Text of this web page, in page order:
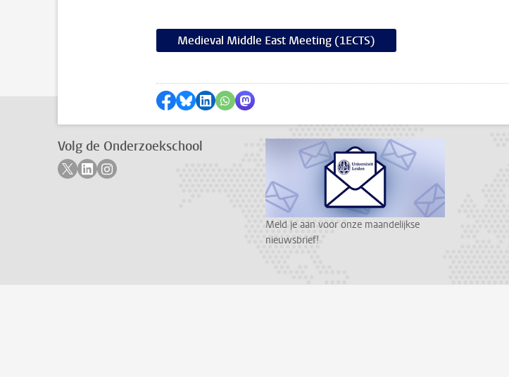
Medieval Middle East Meeting (1ECTS)
Delen op Facebook
Delen via Bluesky
Delen op LinkedIn
???shareWhatsApp???
Delen via Mastodon
Volg de Onderzoekschool
Volg ons op twitter
Volg ons op linkedin
Volg ons op instagram
Meld je aan voor onze maandelijkse
nieuwsbrief!